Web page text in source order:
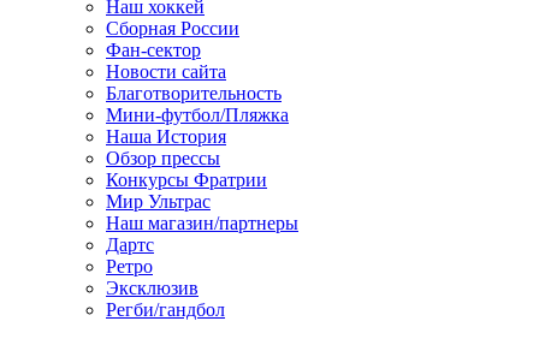
Наш хоккей
Сборная России
Фан-cектор
Новости сайта
Благотворительность
Мини-футбол/Пляжка
Наша История
Обзор прессы
Конкурсы Фратрии
Мир Ультрас
Наш магазин/партнеры
Дартс
Ретро
Эксклюзив
Регби/гандбол